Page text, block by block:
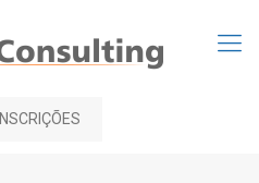
INSCRIÇÕES